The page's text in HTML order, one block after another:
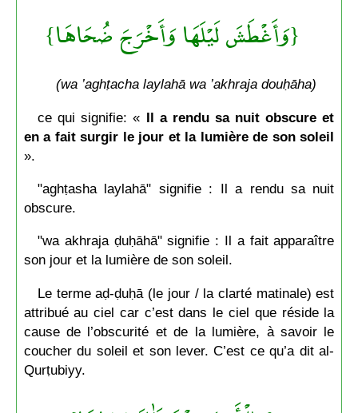
{وَأَغْطَشَ لَيْلَهَا وَأَخْرَجَ ضُحَاهَا}
(wa ’aghṭacha laylahā wa ’akhraja douḥāha)
ce qui signifie: « Il a rendu sa nuit obscure et
en a fait surgir le jour et la lumière de son soleil
».
"aghṭasha laylahā" signifie : Il a rendu sa nuit
obscure.
"wa akhraja ḍuḥāhā" signifie : Il a fait apparaître
son jour et la lumière de son soleil.
Le terme aḍ-ḍuḥā (le jour / la clarté matinale) est
attribué au ciel car c’est dans le ciel que réside la
cause de l’obscurité et de la lumière, à savoir le
coucher du soleil et son lever. C’est ce qu’a dit al-
Qurṭubiyy.